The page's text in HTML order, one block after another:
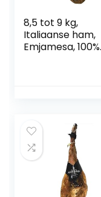
8,5 tot 9 kg,
Italiaanse ham,
Emjamesa, 100%